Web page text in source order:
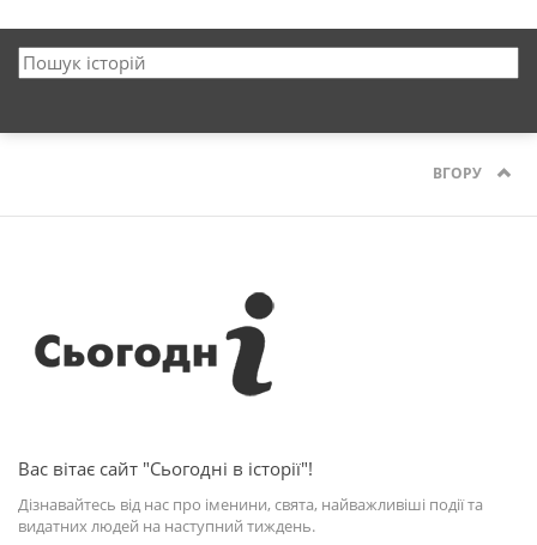
ВГОРУ
Вас вітає сайт "Сьогодні в історії"!
Дізнавайтесь від нас про іменини, свята, найважливіші події та
видатних людей на наступний тиждень.